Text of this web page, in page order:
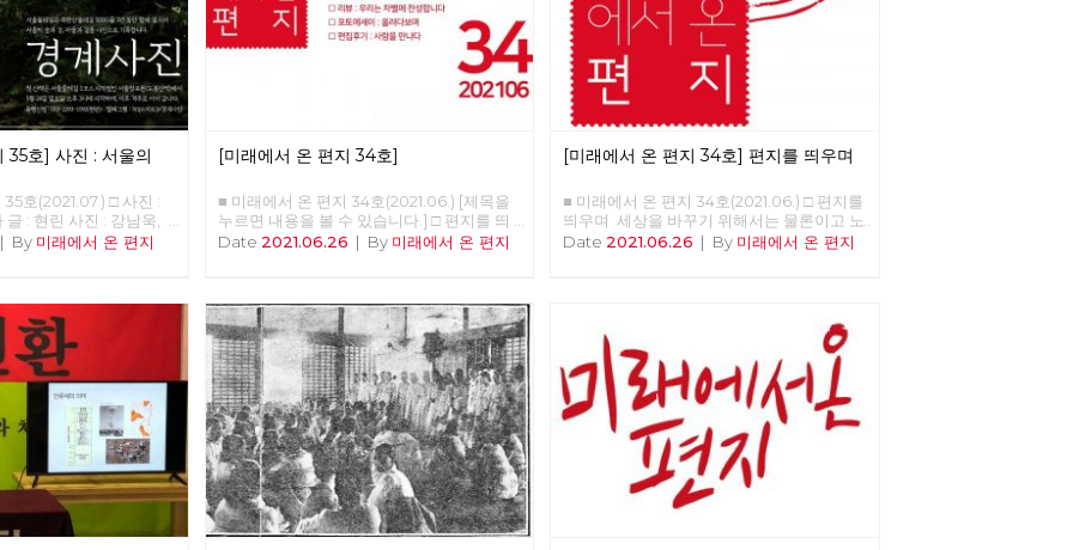
35호] 사진 : 서울의
호(2021.07.) □ 사진 :
: 현린 사진 : 강남욱,
현, 적야, 정운교, 현린
준비한 프로그램이었지
은 문화예술위원회 회원
시민이었다. 경계사진은
레길 157km를 중심으로
을을 함께 걸으며 사진으
. 그리고 수락산, 불암
덕산, 일자산, 대모산,
산, 안양천, 봉산, 앵봉
침내 2021년 6월 20일
도봉산에 이른다. 1년이
진 그 길과 사람의 기록
폭우나 코로나 확산 때
| By 미래에서 온 편지
[미래에서 온 편지 34호]
■ 미래에서 온 편지 34호(2021.06.) [제목을
누르면 내용을 볼 수 있습니다.] □ 편지를 띄
우며 □ 특집 : 기후위기와 체제전환 □ 역사 :
집후기 : 사람을 만나다 ■ 편집위원 : 김석정,
나도원, 안보영, 이용규, 적야, 현린
Date 2021.06.26 | By 미래에서 온 편지
[미래에서 온 편지 34호] 편지를 띄우며
■ 미래에서 온 편지 34호(2021.06.) □ 편지를
띄우며 세상을 바꾸기 위해서는 물론이고 노
동당의 강화와 확장을 위해서도 중요한 정치
전진은 속속 결집하는 새로운 얼굴들과 함께
계속 이어지고 있습니다. 6월 12일 열린 7기
3차 전국위원회는, 최근에 입당 또는 복당한
두 당원이 [평등한 공동체를 위한 우리의 약
속]과 [지구 살리기 생활 수칙]을 낭독하면서
시작했습니다. 이 자리에서 당은, 당의 가까
운 미래를 위해 정기 당대회 준비위원회를 구
성했고, 2022년 대통령선거와 지방선거에 대
한 기본방침을 채택했습니다. 당대회는 전국
의 대의원들이 참석하는 당의 최고의결기구
Date 2021.06.26 | By 미래에서 온 편지